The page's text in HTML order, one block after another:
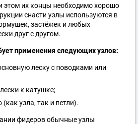
этом их концы необходимо хорошо
снасти узлы используются в
застёжек и любых
друг с другом.
применения следующих узлов:
леску с поводками или
к катушке;
(как узла, так и петли).
фидеров обычные узлы